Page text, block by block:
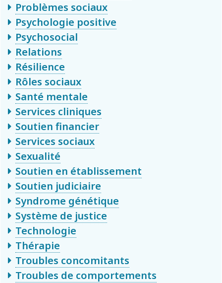
Problèmes sociaux
Psychologie positive
Psychosocial
Relations
Résilience
Rôles sociaux
Santé mentale
Services cliniques
Soutien financier
Services sociaux
Sexualité
Soutien en établissement
Soutien judiciaire
Syndrome génétique
Système de justice
Technologie
Thérapie
Troubles concomitants
Troubles de comportements